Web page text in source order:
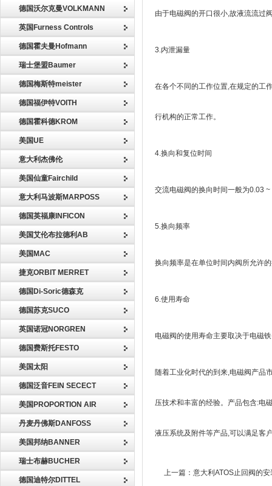
德国沃尔克曼VOLKMANN
英国Furness Controls
德国霍夫曼Hofmann
瑞士堡盟Baumer
德国梅斯特meister
德国福伊特VOITH
德国霍科德KROM
美国UE
意大利杰佛伦
美国仙童Fairchild
意大利马波斯MARPOSS
德国英福康INFICON
美国艾伦布拉德利AB
美国MAC
捷克ORBIT MERRET
德国Di-Soric德森克
德国苏克SUCO
英国诺冠NORGREN
德国费斯托FESTO
美国太阳
德国泛音FEIN SECECT
美国PROPORTION AIR
丹麦丹佛斯DANFOSS
美国邦纳BANNER
瑞士布赫BUCHER
德国迪特尔DITTEL
由于电磁阀的开口很小,故液流流过
3.内泄漏量
在各个不同的工作位置,在规定的工
行机构的正常工作。
4.换向和复位时间
交流电磁阀的换向时间一般为0.03
5.换向频率
换向频率是在单位时间内阀所允许
6.使用寿命
电磁阀的使用寿命主要取决于电磁
随着工业化时代的到来,电磁阀产品
压技术和丰富的经验。产品包含:电
液压系统及附件等产品,可以满足客
上一篇： 意大利ATOS止回阀的